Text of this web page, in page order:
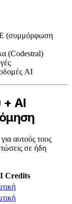
(συμμόρφωση
(Codestral)
AI
+ AI
αυτούς τους
σε ήδη
Credits